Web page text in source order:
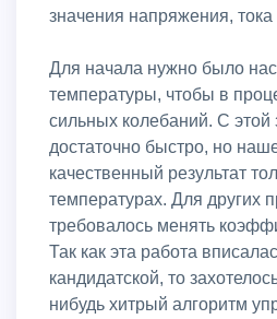
значения напряжения,
Для начала нужно было
температуры, чтобы в
сильных колебаний. С этой
достаточно быстро, но
качественный результат
температурах. Для других
требовалось менять
Так как эта работа
кандидатской, то
нибудь хитрый алгоритм